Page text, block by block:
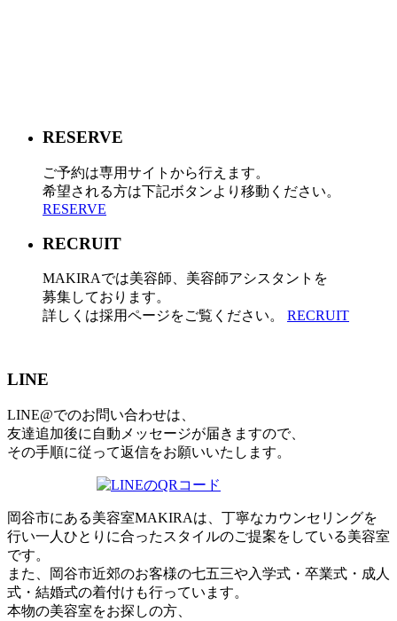
RESERVE
ご予約は専用サイトから行えます。
希望される方は下記ボタンより移動ください。
RESERVE
RECRUIT
MAKIRAでは美容師、美容師アシスタントを
募集しております。
詳しくは採用ページをご覧ください。 RECRUIT
LINE
LINE@でのお問い合わせは、
友達追加後に自動メッセージが届きますので、
その手順に従って返信をお願いいたします。
岡谷市にある美容室MAKIRAは、丁寧なカウンセリングを
行い一人ひとりに合ったスタイルのご提案をしている美容室
です。
また、岡谷市近郊のお客様の七五三や入学式・卒業式・成人
式・結婚式の着付けも行っています。
本物の美容室をお探しの方、